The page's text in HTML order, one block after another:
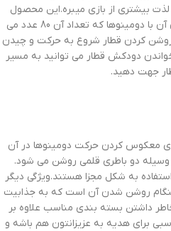
بیشتری از بازی میبره.این محصول
دارای یک خشاب است که با پرکردن آن با دومینوها که تعداد آن 80 عدد می
کردن قطار شروع به حرکت و چیدن
دودکش قطار می توانید به مسیر
جهت دهید.
معکوس کردن حرکت دومینوها در آن
وسیله دو باطری قلمی روشن می شود.
به شکل مجزا هستند.ویژگی دیگر
روشن شدن آن است که به جذابیت
داشتن بسته بندی مناسب علاوه بر
برای هدیه به عزیزانتون هم باشه و